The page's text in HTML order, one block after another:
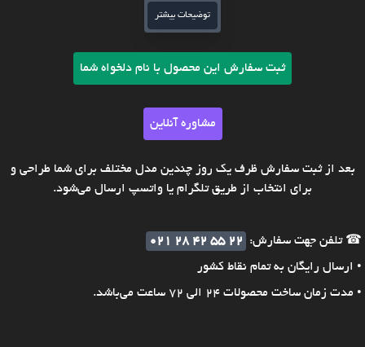
توضیحات بیشتر
ثبت سفارش این محصول با نام دلخواه شما
مشاوره آنلاین
بعد از ثبت سفارش ظرف یک روز چندین مدل مختلف برای شما طراحی و
برای انتخاب از طریق تلگرام یا واتسپ ارسال می‌شود.
☎ تلفن جهت سفارش:
021 28 42 55 22
• ارسال رایگان به تمام نقاط کشور
• مدت زمان ساخت محصولات 24 الی 72 ساعت می‌باشد.